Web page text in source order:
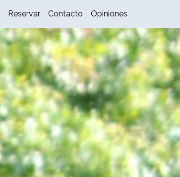
Reservar Contacto Opiniones